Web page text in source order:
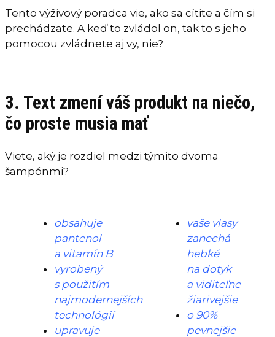
Tento výživový poradca vie, ako sa cítite a čím si
prechádzate. A keď to zvládol on, tak to s jeho
pomocou zvládnete aj vy, nie?
3. Text zmení váš produkt na niečo,
čo proste musia mať
Viete, aký je rozdiel medzi týmito dvoma
šampónmi?
obsahuje
pantenol
a vitamín B
vyrobený
s použitím
najmodernejších
technológií
upravuje
vaše vlasy
zanechá
hebké
na dotyk
a viditeľne
žiarivejšie
o 90%
pevnejšie